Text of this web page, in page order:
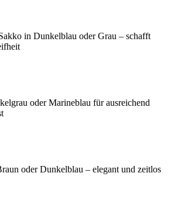
in Dunkelblau oder Grau – schafft
oder Marineblau für ausreichend
oder Dunkelblau – elegant und zeitlos